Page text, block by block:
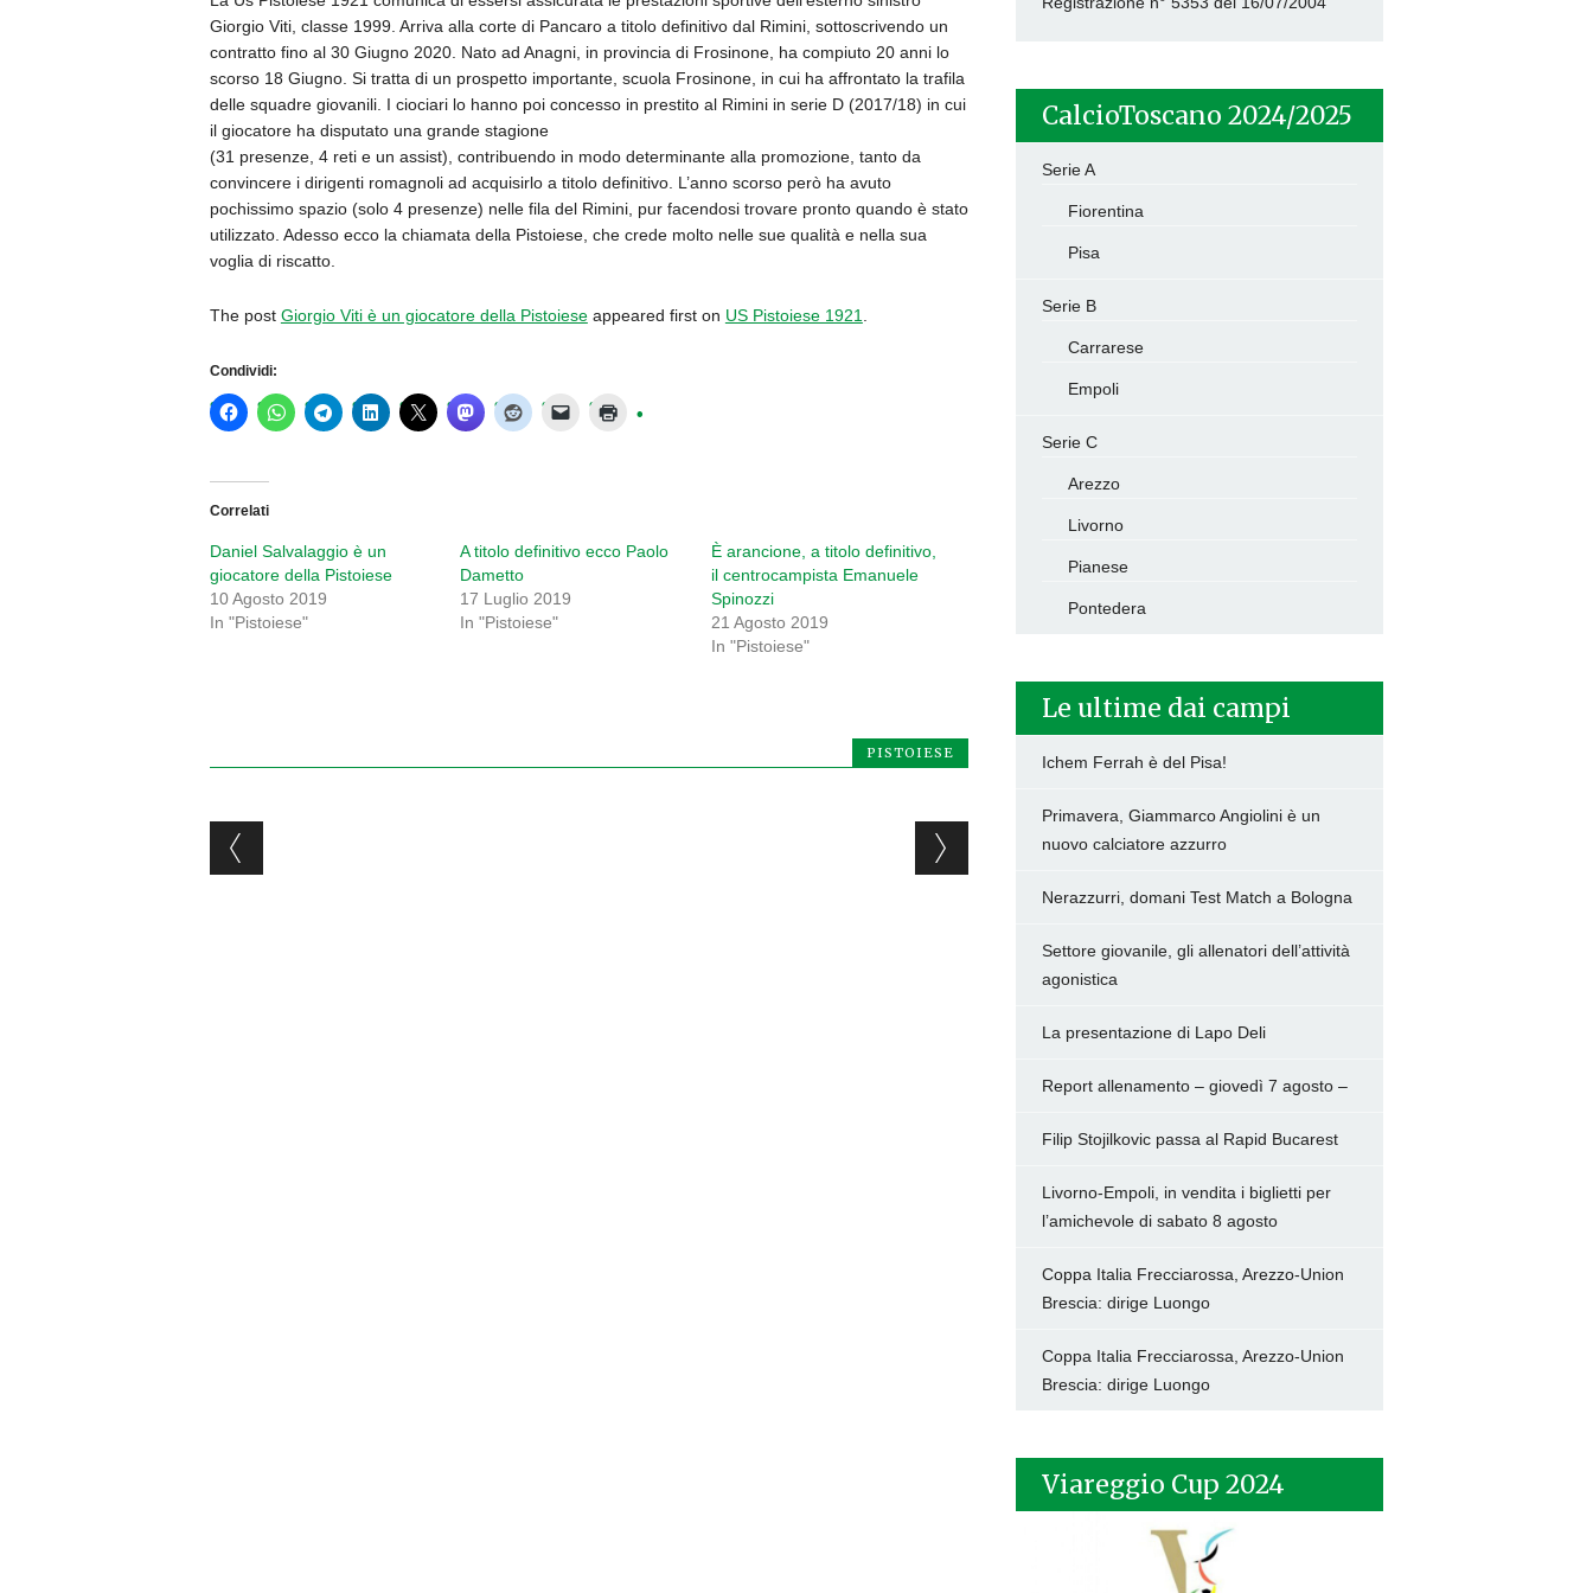
Giorgio Viti, classe 1999. Arriva alla corte di Pancaro a titolo definitivo dal Rimini, sottoscrivendo un
contratto fino al 30 Giugno 2020. Nato ad Anagni, in provincia di Frosinone, ha compiuto 20 anni lo
scorso 18 Giugno. Si tratta di un prospetto importante, scuola Frosinone, in cui ha affrontato la trafila
delle squadre giovanili. I ciociari lo hanno poi concesso in prestito al Rimini in serie D (2017/18) in cui
il giocatore ha disputato una grande stagione
(31 presenze, 4 reti e un assist), contribuendo in modo determinante alla promozione, tanto da
convincere i dirigenti romagnoli ad acquisirlo a titolo definitivo. L’anno scorso però ha avuto
pochissimo spazio (solo 4 presenze) nelle fila del Rimini, pur facendosi trovare pronto quando è stato
utilizzato. Adesso ecco la chiamata della Pistoiese, che crede molto nelle sue qualità e nella sua
voglia di riscatto.
The post Giorgio Viti è un giocatore della Pistoieseappeared first on US Pistoiese 1921.
Condividi:
Correlati
Daniel Salvalaggio è un
giocatore della Pistoiese
10 Agosto 2019
In "Pistoiese"
A titolo definitivo ecco Paolo
Dametto
17 Luglio 2019
In "Pistoiese"
È arancione, a titolo definitivo,
il centrocampista Emanuele
Spinozzi
21 Agosto 2019
In "Pistoiese"
PISTOIESE
Post navigation
CalcioToscano 2024/2025
Serie A
Fiorentina
Pisa
Serie B
Carrarese
Empoli
Serie C
Arezzo
Livorno
Pianese
Pontedera
Le ultime dai campi
Ichem Ferrah è del Pisa!
Primavera, Giammarco Angiolini è un
nuovo calciatore azzurro
Nerazzurri, domani Test Match a Bologna
Settore giovanile, gli allenatori dell’attività
agonistica
La presentazione di Lapo Deli
Report allenamento – giovedì 7 agosto –
Filip Stojilkovic passa al Rapid Bucarest
Livorno-Empoli, in vendita i biglietti per
l’amichevole di sabato 8 agosto
Coppa Italia Frecciarossa, Arezzo-Union
Brescia: dirige Luongo
Coppa Italia Frecciarossa, Arezzo-Union
Brescia: dirige Luongo
Viareggio Cup 2024